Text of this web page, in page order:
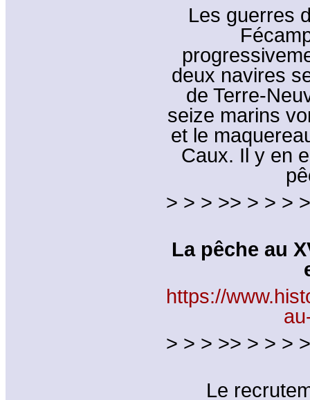
Les guerres
deux navires
de Terre-
seize marins
et le
Caux. Il y en
> > > >> > > >
La pêche au
https://
> > > >> > > >
Le